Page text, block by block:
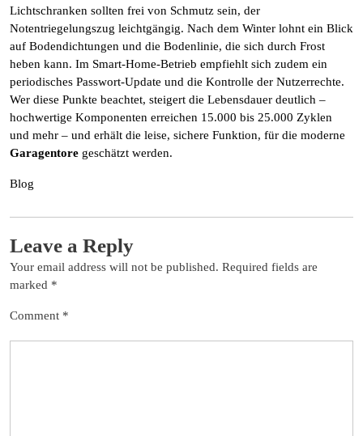
Lichtschranken sollten frei von Schmutz sein, der
Notentriegelungszug leichtgängig. Nach dem Winter lohnt ein Blick
auf Bodendichtungen und die Bodenlinie, die sich durch Frost
heben kann. Im Smart-Home-Betrieb empfiehlt sich zudem ein
periodisches Passwort-Update und die Kontrolle der Nutzerrechte.
Wer diese Punkte beachtet, steigert die Lebensdauer deutlich –
hochwertige Komponenten erreichen 15.000 bis 25.000 Zyklen
und mehr – und erhält die leise, sichere Funktion, für die moderne
Garagentore geschätzt werden.
Blog
Leave a Reply
Your email address will not be published. Required fields are
marked *
Comment *